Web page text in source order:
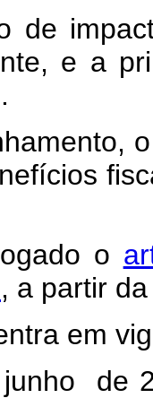
de
e a
o
, a partir
em
de